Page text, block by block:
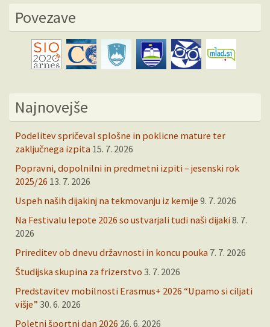
Povezave
Najnovejše
Podelitev spričeval splošne in poklicne mature ter
zaključnega izpita 15. 7. 2026
Popravni, dopolnilni in predmetni izpiti – jesenski rok
2025/26 13. 7. 2026
Uspeh naših dijakinj na tekmovanju iz kemije 9. 7. 2026
Na Festivalu lepote 2026 so ustvarjali tudi naši dijaki 8. 7.
2026
Prireditev ob dnevu državnosti in koncu pouka 7. 7. 2026
Študijska skupina za frizerstvo 3. 7. 2026
Predstavitev mobilnosti Erasmus+ 2026 “Upamo si ciljati
višje” 30. 6. 2026
Poletni športni dan 2026 26. 6. 2026